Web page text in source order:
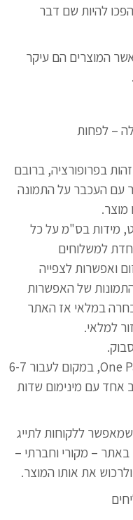
הפכו להיות שם דבר
המוצרים הם עיקר
– לפחות
בפרופורציה, ברובם
עם העכבר על התמונה
מוצר.
מידות בס"מ על כל
למשלוחים
ואפשרות לצפייה
של האפשרות
במלאי אז האתר
למלאי.
5. דף סליקה הנקרא One Page Checkout, במקום לעבור 6-7
עם מינימום שדות
ללקוחות לתייג
– מקורי וחברתי –
את אותו המוצר.